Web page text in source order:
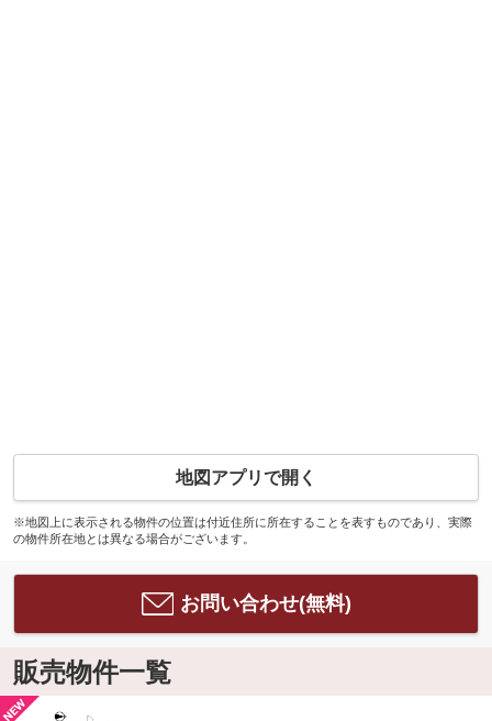
地図アプリで開く
※地図上に表示される物件の位置は付近住所に所在することを表すものであり、実際
の物件所在地とは異なる場合がございます。
お問い合わせ(無料)
販売物件一覧